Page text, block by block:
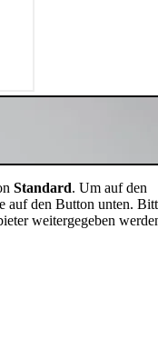
Standard. Um auf den
auf den Button unten.
weitergegeben